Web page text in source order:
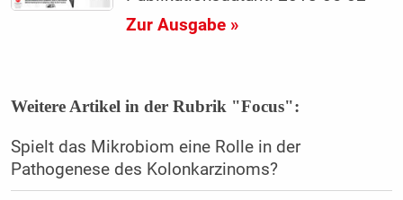
Zur Ausgabe »
Weitere Artikel in der Rubrik "Focus":
Spielt das Mikrobiom eine Rolle in der
Pathogenese des Kolonkarzinoms?